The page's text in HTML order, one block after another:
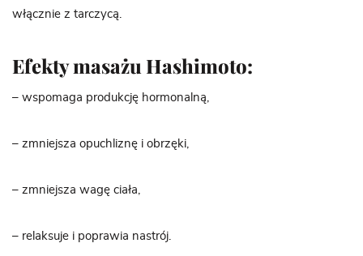
włącznie z tarczycą.
Efekty masażu Hashimoto:
– wspomaga produkcję hormonalną,
– zmniejsza opuchliznę i obrzęki,
– zmniejsza wagę ciała,
– relaksuje i poprawia nastrój.